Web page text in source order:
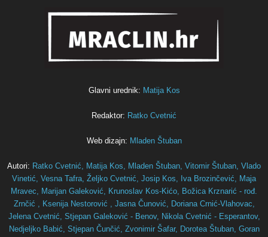
Glavni urednik: Matija Kos
Redaktor: Ratko Cvetnić
Web dizajn: Mladen Štuban
Autori: Ratko Cvetnić, Matija Kos, Mladen Štuban, Vitomir Štuban, Vlado
Vinetić, Vesna Tafra, Željko Cvetnić, Josip Kos, Iva Brozinčević, Maja
Mravec, Marijan Galeković, Krunoslav Kos-Kićo, Božica Krznarić - rođ.
Zrnčić , Ksenija Nestorović , Jasna Čunović, Doriana Crnić-Vlahovac,
Jelena Cvetnić, Stjepan Galeković - Benov, Nikola Cvetnić - Esperantov,
Nedjeljko Babić, Stjepan Čunčić, Zvonimir Šafar, Dorotea Štuban, Goran